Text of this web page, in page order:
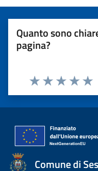
Quanto sono
pagina?
Valuta
Valuta 3
Valuta 2 stelle
Valuta 1 stelle su 5
Comune di